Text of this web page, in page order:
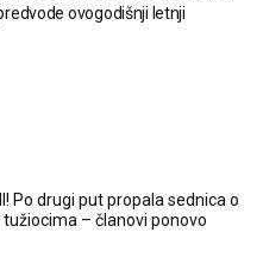
ovogodišnji letnji
Po drugi put propala sednica o
– članovi ponovo